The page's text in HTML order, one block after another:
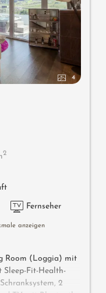
4
2
Fernseher
anzeigen
Room (Loggia) mit
Fit-Health-
2